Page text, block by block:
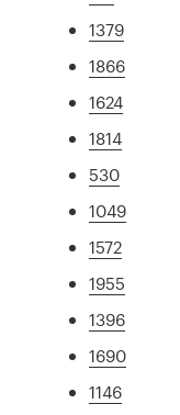
1379
1866
1624
1814
530
1049
1572
1955
1396
1690
1146